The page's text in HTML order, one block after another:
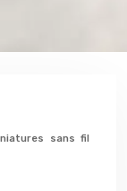
sans fil